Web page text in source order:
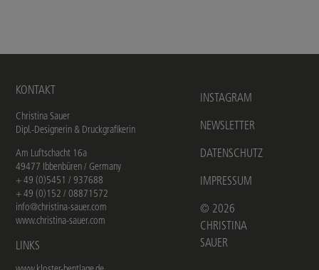
KONTAKT
Christina Sauer
Dipl.-Designerin & Druckgrafikerin
Am Luftschacht 16a
49477 Ibbenbüren / Germany
+ 49 (0)5451 / 937688
+ 49 (0)152 / 08871572
info@christina-sauer.com
www.christina-sauer.com
LINKS
INSTAGRAM
NEWSLETTER
DATENSCHUTZ
IMPRESSUM
© 2026
CHRISTINA
SAUER